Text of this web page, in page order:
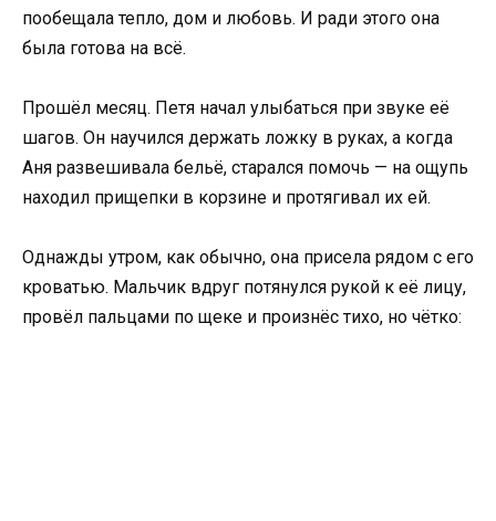
пообещала тепло, дом и любовь. И ради этого она
была готова на всё.
Прошёл месяц. Петя начал улыбаться при звуке её
шагов. Он научился держать ложку в руках, а когда
Аня развешивала бельё, старался помочь — на ощупь
находил прищепки в корзине и протягивал их ей.
Однажды утром, как обычно, она присела рядом с его
кроватью. Мальчик вдруг потянулся рукой к её лицу,
провёл пальцами по щеке и произнёс тихо, но чётко: